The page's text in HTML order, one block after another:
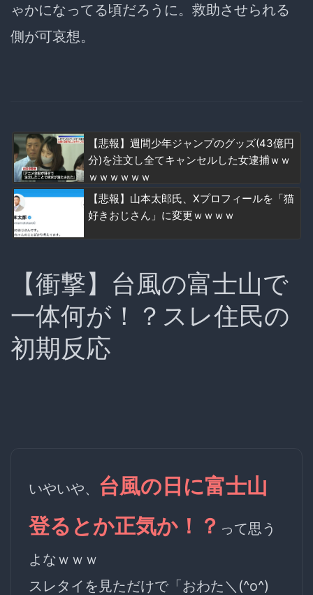
ゃかになってる頃だろうに。 救助させられる
側が可哀想。
【悲報】週間少年ジャンプのグッズ(43億円
分)を注文し全てキャンセルした女逮捕ｗｗ
ｗｗｗｗｗｗ
【悲報】山本太郎氏、Xプロフィールを「猫
好きおじさん」に変更ｗｗｗｗ
【衝撃】台風の富士山で
一体何が！？スレ住民の
初期反応
いやいや、 台風の日に富士山
登るとか正気か！？ って思う
よなｗｗｗ
スレタイを見ただけで「おわた＼(^o^)